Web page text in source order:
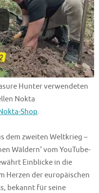
Hunter verwendeten
Nokta
Shop.
dem zweiten Weltkrieg –
Wäldern‘ vom YouTube-
Einblicke in die
Herzen der europäischen
bekannt für seine